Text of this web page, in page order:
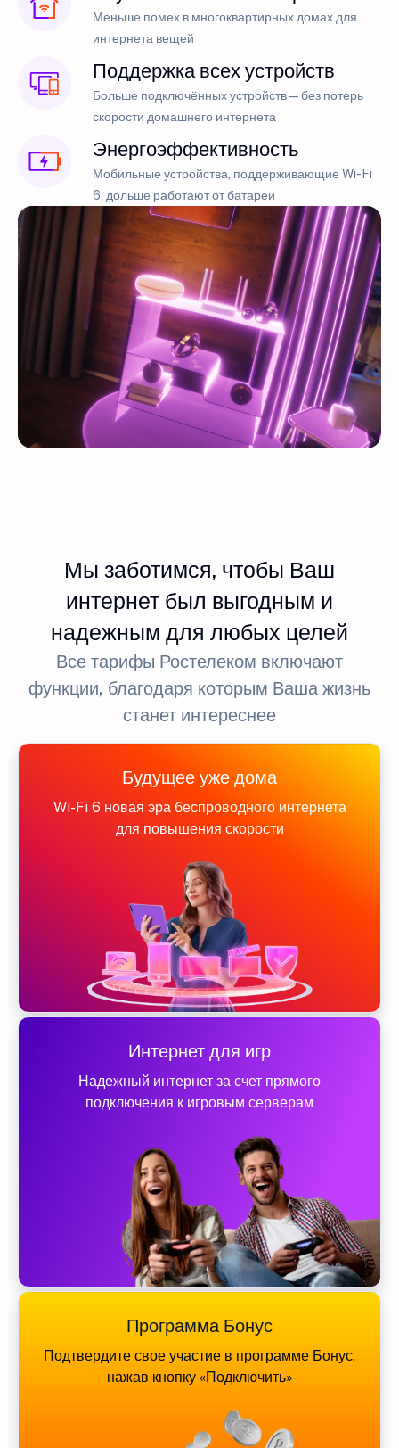
Меньше помех в многоквартирных домах для
интернета вещей
Поддержка всех устройств
Больше подключённых устройств — без потерь
скорости домашнего интернета
Энергоэффективность
Мобильные устройства, поддерживающие Wi-Fi
6, дольше работают от батареи
Мы заботимся, чтобы Ваш
интернет был выгодным и
надежным для любых целей
Все тарифы Ростелеком включают
функции, благодаря которым Ваша жизнь
станет интереснее
Будущее уже дома
Wi-Fi 6 новая эра беспроводного интернета
для повышения скорости
Интернет для игр
Надежный интернет за счет прямого
подключения к игровым серверам
Программа Бонус
Подтвердите свое участие в программе Бонус,
нажав кнопку «Подключить»